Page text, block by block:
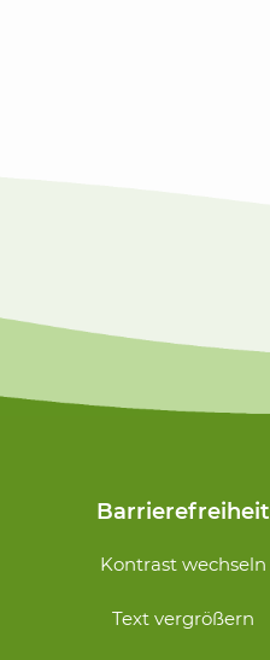
Barrierefreiheit
Kontrast wechseln
Text vergrößern